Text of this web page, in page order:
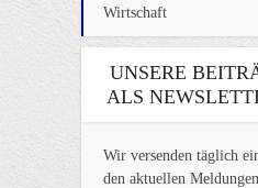
Wirtschaft
UNSERE
ALS
Wir versenden täglich
den aktuellen Meldungen.